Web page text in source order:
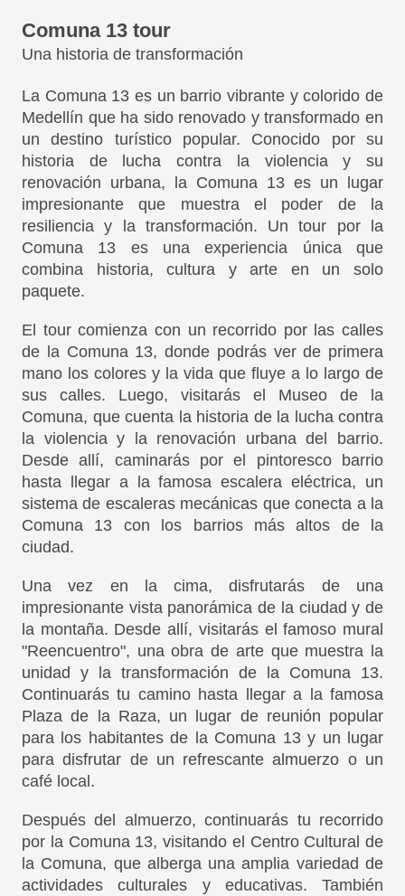
Comuna 13 tour
Una historia de transformación
La Comuna 13 es un barrio vibrante y colorido de
Medellín que ha sido renovado y transformado en
un destino turístico popular. Conocido por su
historia de lucha contra la violencia y su
renovación urbana, la Comuna 13 es un lugar
impresionante que muestra el poder de la
resiliencia y la transformación. Un tour por la
Comuna 13 es una experiencia única que
combina historia, cultura y arte en un solo
paquete.
El tour comienza con un recorrido por las calles
de la Comuna 13, donde podrás ver de primera
mano los colores y la vida que fluye a lo largo de
sus calles. Luego, visitarás el Museo de la
Comuna, que cuenta la historia de la lucha contra
la violencia y la renovación urbana del barrio.
Desde allí, caminarás por el pintoresco barrio
hasta llegar a la famosa escalera eléctrica, un
sistema de escaleras mecánicas que conecta a la
Comuna 13 con los barrios más altos de la
ciudad.
Una vez en la cima, disfrutarás de una
impresionante vista panorámica de la ciudad y de
la montaña. Desde allí, visitarás el famoso mural
"Reencuentro", una obra de arte que muestra la
unidad y la transformación de la Comuna 13.
Continuarás tu camino hasta llegar a la famosa
Plaza de la Raza, un lugar de reunión popular
para los habitantes de la Comuna 13 y un lugar
para disfrutar de un refrescante almuerzo o un
café local.
Después del almuerzo, continuarás tu recorrido
por la Comuna 13, visitando el Centro Cultural de
la Comuna, que alberga una amplia variedad de
actividades culturales y educativas. También